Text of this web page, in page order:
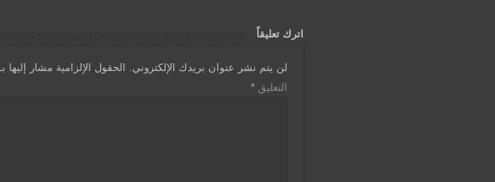
اترك تعليقاً
لن يتم نشر عنوان بريدك الإلكتروني. الحقول الإلزامية مشار إليها
التعليق*